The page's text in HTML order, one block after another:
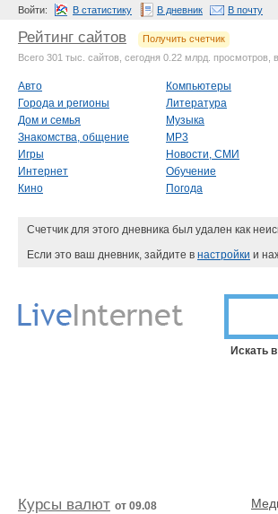
Войти: В статистику В дневник В почту
Рейтинг сайтов
Получить счетчик
Всего 301 тыс. сайтов, сегодня 0.22 млрд. просмотров,
Авто
Города и регионы
Дом и семья
Знакомства, общение
Игры
Интернет
Кино
Компьютеры
Литература
Музыка
MP3
Новости, СМИ
Обучение
Погода
Счетчик для этого дневника был удален как
Если это ваш дневник, зайдите в настройки и
Искать в
Курсы валют от 09.08